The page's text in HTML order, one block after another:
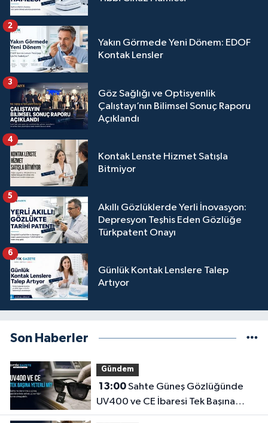
Yakın Görmede Yeni Dönem: EDOF
Kontak Lensler
2
Göz Sağlığı ve Optisyenlik
Çalıştayı’nın Bilimsel Sonuç Raporu
Açıklandı
3
Kontak Lenste Hizmet Satışla
Bitmiyor
4
Akıllı Gözlüklerde Yerli İnovasyon:
Depresyon Teşhis Eden Gözlüğe
Türkpatent Onayı
5
Günlük Kontak Lenslere Talep
Artıyor
6
Son Haberler
Gündem
13:00Sahte Güneş Gözlüğünde
UV400 ve CE İbaresi Tek Başına
Yeterli mi?